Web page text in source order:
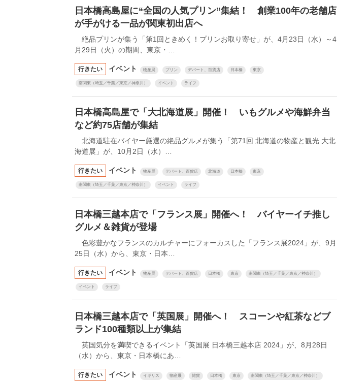
日本橋高島屋に“全国の人気プリン”集結！ 創業100年の老舗店
が手がける一品が関東初出店へ
絶品プリンが集う「第1回ときめく！プリンお取り寄せ」が、4月23日（水）～4
月29日（火）の期間、東京・…
行きたい イベント 物産展 プリン デパート、百貨店 日本橋 東京
南関東（埼玉／千葉／東京／神奈川） イベント ライフ
日本橋高島屋で「大北海道展」開催！ いもグルメや海鮮弁当
など約75店舗が集結
北海道駐在バイヤー厳選の絶品グルメが集う「第71回 北海道の物産と観光 大北
海道展」が、10月2日（水）…
行きたい イベント 物産展 デパート、百貨店 北海道 日本橋 東京
南関東（埼玉／千葉／東京／神奈川） イベント ライフ
日本橋三越本店で「フランス展」開催へ！ バイヤーイチ推し
グルメ＆雑貨が登場
色彩豊かなフランスのカルチャーにフォーカスした「フランス展2024」が、9月
25日（水）から、東京・日本…
行きたい イベント 物産展 デパート、百貨店 日本橋 東京 南関東（埼玉／千葉／東京／神奈川）
イベント ライフ
日本橋三越本店で「英国展」開催へ！ スコーンや紅茶などブ
ランド100種類以上が集結
英国気分を満喫できるイベント「英国展 日本橋三越本店 2024」が、8月28日
（水）から、東京・日本橋にあ…
行きたい イベント イギリス 物産展 雑貨 日本橋 東京 南関東（埼玉／千葉／東京／神奈川）